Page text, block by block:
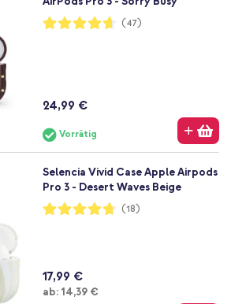
Bewertung:
93%
(47)
24,99 €
Vorrätig
Selencia Vivid Case Apple Airpods
Pro 3 - Desert Waves Beige
Bewertung:
94%
(18)
17,99 €
ab: Ab
14,39 €